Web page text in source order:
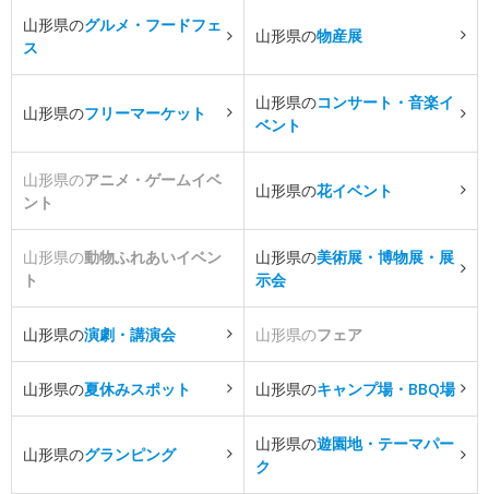
山形県のグルメ・フードフェ
ス
山形県の物産展
山形県のフリーマーケット
山形県のコンサート・音楽イ
ベント
山形県のアニメ・ゲームイベ
ント
山形県の花イベント
山形県の動物ふれあいイベン
ト
山形県の美術展・博物展・展
示会
山形県の演劇・講演会 山形県のフェア
山形県の夏休みスポット 山形県のキャンプ場・BBQ場
山形県のグランピング
山形県の遊園地・テーマパー
ク